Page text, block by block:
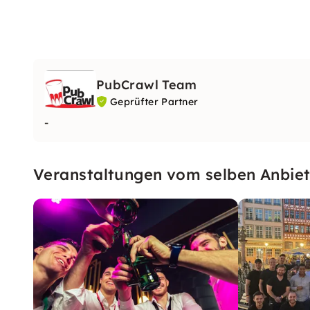
PubCrawl Team
Geprüfter Partner
-
Veranstaltungen vom selben